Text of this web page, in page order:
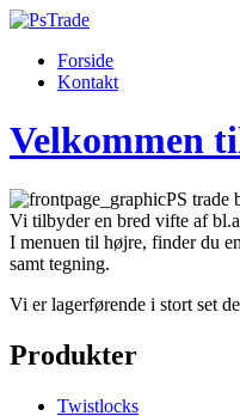
Forside
Kontakt
Velkommen
PS trade
Vi tilbyder en bred vifte af
I menuen til højre, finder du
samt tegning.
Vi er lagerførende i stort set
Produkter
Twistlocks